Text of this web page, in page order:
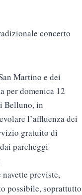
concerto
Martino e dei
per domenica 12
Belluno, in
l’affluenza dei
gratuito di
parcheggi
previste,
possibile, soprattutto